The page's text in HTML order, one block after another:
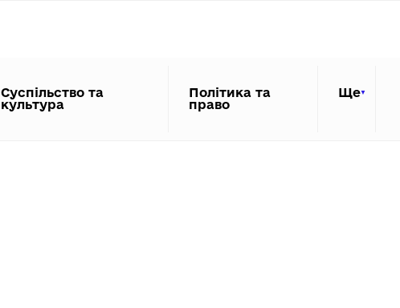
Суспільство та
культура
Політика та
право
Ще